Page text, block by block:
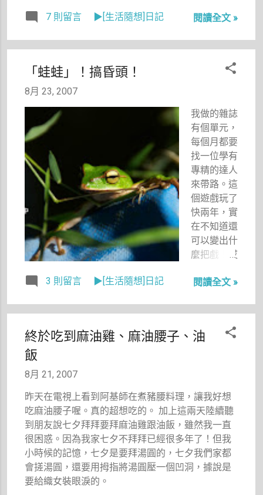
置，吃里肌
幫妳點餐
的。」小姐
嚇指數達到
99%了！這
小姐也太厲
害了！認人
功力一流，
連客人吃什
麼都記得，
真是適合做
外場服務
耶。
「哇，妳記
性好好
喔。」我真
的是打從心
底佩服她。
大概是上次
黃志偉爸爸
個人吃飯，
可能小姐在
心中想著，
我被朋友放
鴿子真可
憐，所以多
後也是有一
用，甚至整
期。不愛保
不下去，經
常要送我保
養品而被我
拒絕。 雖
然我不愛保
養，但很愛
買沐浴用
品，舉凡各
種精油香
皂、手工香
皂，或是泡
吸引我的興
惜花大把銀
兩購入。
原因很簡
的事！
7 則留言 ▶[生活隨想]日記 閱讀全文 »
「蛙蛙」！搞昏頭！
8月 23, 2007
我做的雜誌
有個單元，
每個月都要
找一位學有
專精的達人
來帶路。這
個遊戲玩了
快兩年，實
在不知道還
可以變出什
麼把戲！哎
的腦袋是有
何況，有時
候又不能去
太遠的地方
那天，我照
例與盧大中
聊這件事
時，他告訴
我，他們獨
木舟推廣協
3 則留言 ▶[生活隨想]日記 閱讀全文 »
終於吃到麻油雞、麻油腰子、油
飯
8月 21, 2007
昨天在電視上看到阿基師在煮豬腰料理，讓我好想
吃麻油腰子喔。真的超想吃的。 加上這兩天陸續聽
到朋友說七夕拜拜要拜麻油雞跟油飯，雖然我一直
很困惑。因為我家七夕不拜拜已經很多年了！但我
小時候的記憶，七夕是要拜湯圓的，七夕我們家都
會搓湯圓，還要用拇指將湯圓壓一個凹洞，據說是
要給織女裝眼淚的。